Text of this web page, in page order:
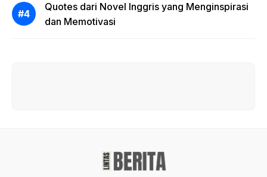
Quotes dari Novel Inggris yang Menginspirasi
dan Memotivasi